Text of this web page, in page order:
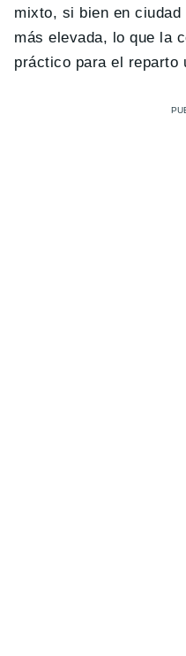
mixto, si bien en
más elevada, lo que la
práctico para el reparto